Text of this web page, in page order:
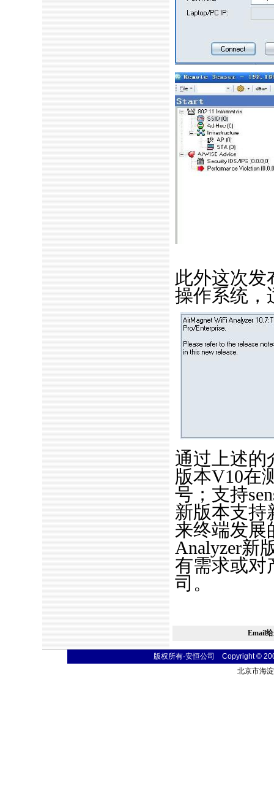
此外这次发
操作系统，
通过上述的
版本V10在
号；支持
新版本支持
来终端发展
Analyzer新
有需求或对
司。
Email
版权所有·安恒公司 Copyright ©
北京市海